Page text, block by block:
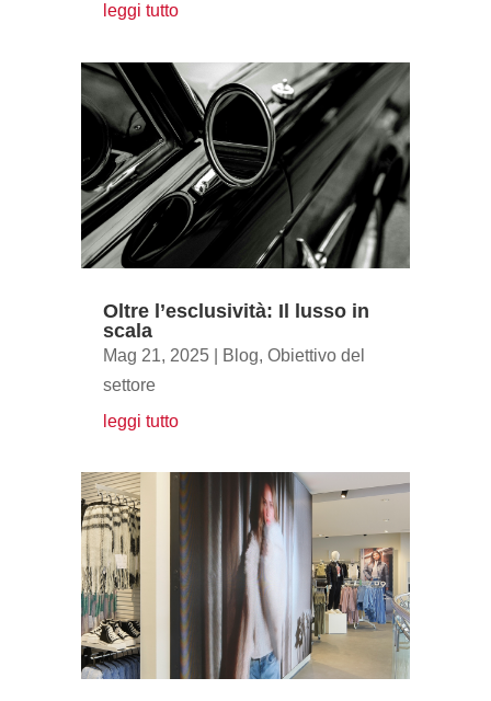
leggi tutto
Oltre l’esclusività: Il lusso in
scala
Mag 21, 2025| Blog, Obiettivo del
settore
leggi tutto